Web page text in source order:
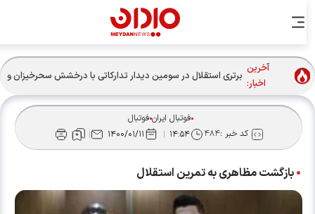
آخرین
اخبار:
برتری استقلال در سومین دیدار تدارکاتی با درخشش سحرخیزان و
آسانی
فوتبال ایرانفوتبال
کد خبر :۴۸۴ ۱۴:۵۴ ۱۴۰۰/۰۱/۱۱
بازگشت مظاهری به تمرین استقلال